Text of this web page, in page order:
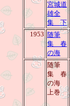
宮城道
雄全
集 下
1953 随筆
集 春
の海
随筆
集 春
の海
上巻